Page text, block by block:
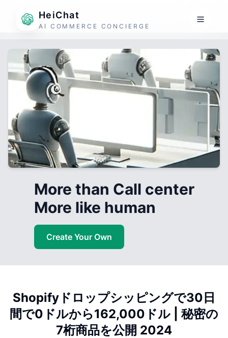
HeiChat
AI COMMERCE CONCIERGE
More than Call center
More like human
Create Your Own
Shopifyドロップシッピングで30日
間で0ドルから162,000ドル | 秘密の
7桁商品を公開 2024